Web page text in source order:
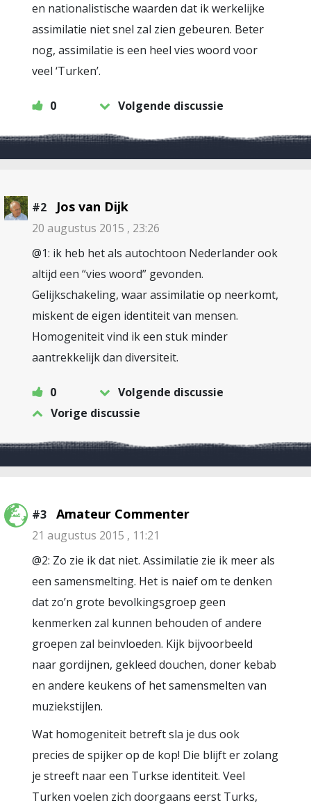
en nationalistische waarden dat ik werkelijke
assimilatie niet snel zal zien gebeuren. Beter
nog, assimilatie is een heel vies woord voor
veel ‘Turken’.
0 Volgende discussie
#2 Jos van Dijk
20 augustus 2015 , 23:26
@1: ik heb het als autochtoon Nederlander ook
altijd een “vies woord” gevonden.
Gelijkschakeling, waar assimilatie op neerkomt,
miskent de eigen identiteit van mensen.
Homogeniteit vind ik een stuk minder
aantrekkelijk dan diversiteit.
0
Volgende discussie
Vorige discussie
#3 Amateur Commenter
21 augustus 2015 , 11:21
@2: Zo zie ik dat niet. Assimilatie zie ik meer als
een samensmelting. Het is naief om te denken
dat zo’n grote bevolkingsgroep geen
kenmerken zal kunnen behouden of andere
groepen zal beinvloeden. Kijk bijvoorbeeld
naar gordijnen, gekleed douchen, doner kebab
en andere keukens of het samensmelten van
muziekstijlen.
Wat homogeniteit betreft sla je dus ook
precies de spijker op de kop! Die blijft er zolang
je streeft naar een Turkse identiteit. Veel
Turken voelen zich doorgaans eerst Turks,